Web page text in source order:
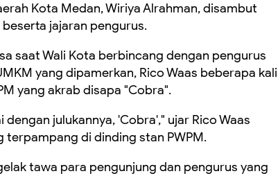
Kota Medan, Wiriya Alrahman, disambut
jajaran pengurus.
saat Wali Kota berbincang dengan pengurus
yang dipamerkan, Rico Waas beberapa kali
yang akrab disapa "Cobra".
julukannya, 'Cobra'," ujar Rico Waas
di dinding stan PWPM.
tawa para pengunjung dan pengurus yang